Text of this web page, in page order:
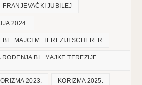
FRANJEVAČKI JUBILEJ
2024.
BL. MAJCI M. TEREZIJI SCHERER
ROĐENJA BL. MAJKE TEREZIJE
2023. KORIZMA 2025.